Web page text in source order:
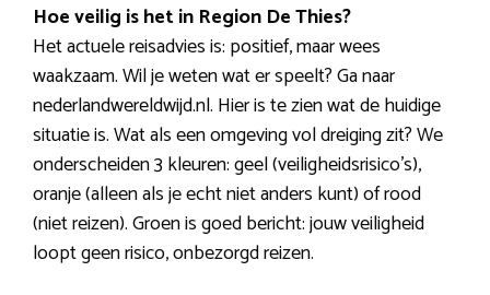
Hoe veilig is het in Region De Thies?
Het actuele reisadvies is: positief, maar wees
waakzaam. Wil je weten wat er speelt? Ga naar
nederlandwereldwijd.nl. Hier is te zien wat de huidige
situatie is. Wat als een omgeving vol dreiging zit? We
onderscheiden 3 kleuren: geel (veiligheidsrisico’s),
oranje (alleen als je echt niet anders kunt) of rood
(niet reizen). Groen is goed bericht: jouw veiligheid
loopt geen risico, onbezorgd reizen.